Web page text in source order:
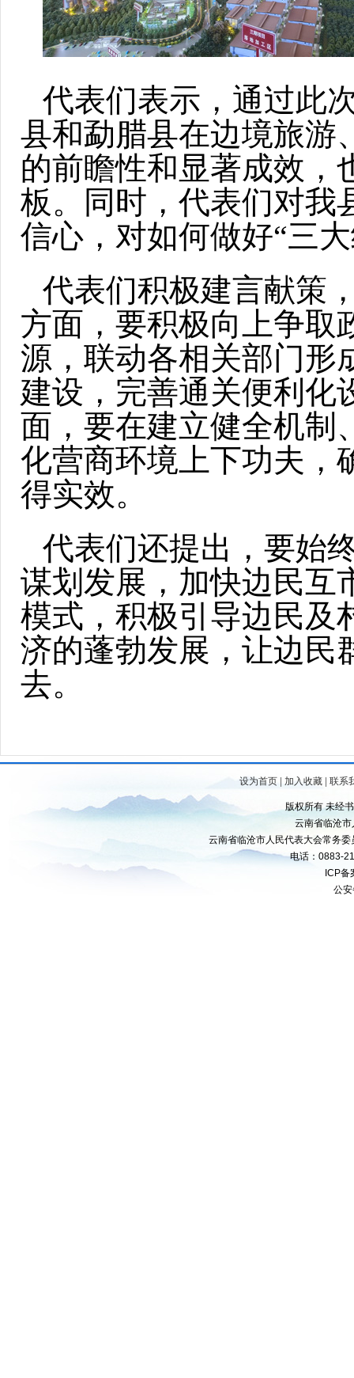
代表们表示，通过此
县和勐腊县在边境旅游
的前瞻性和显著成效，
板。同时，代表们对我
信心，对如何做好“三
代表们积极建言献策
方面，要积极向上争取
源，联动各相关部门形
建设，完善通关便利化
面，要在建立健全机制
化营商环境上下功夫，
得实效。
代表们还提出，要始
谋划发展，加快边民互
模式，积极引导边民及
济的蓬勃发展，让边民
去。
设为首页 加入收藏 联系
版权所有 未经
云南省临沧
云南省临沧市人民代表大会常务
电话：0883-
ICP备
公